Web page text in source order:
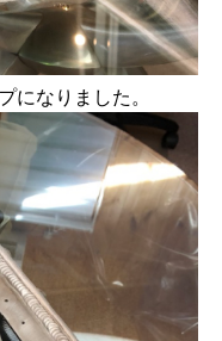
になりました。